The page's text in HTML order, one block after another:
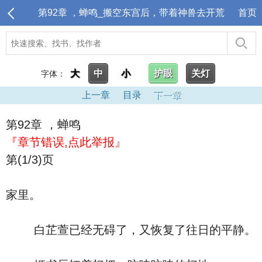
第92章 ，蝉鸣_搬空东宫后，带着神兽去开荒 首页
字体： 大 中 小 护眼 关灯
上一章 目录 下一章
第92章 ，蝉鸣
『章节错误,点此举报』
第(1/3)页
家里。
白芷萱已经无碍了，又恢复了往日的平静。